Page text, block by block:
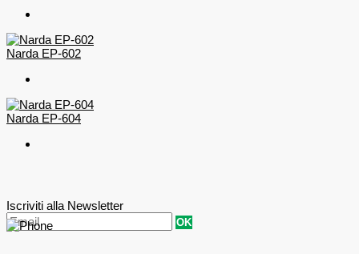
Narda EP-602
Narda EP-604
Iscriviti alla Newsletter
OK